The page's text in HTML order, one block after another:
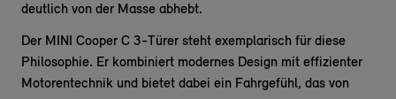
deutlich von der Masse abhebt.
Der MINI Cooper C 3-Türer steht exemplarisch für diese
Philosophie. Er kombiniert modernes Design mit effizienter
Motorentechnik und bietet dabei ein Fahrgefühl, das von